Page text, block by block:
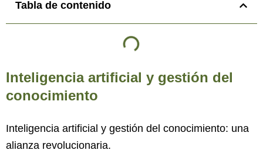
Tabla de contenido
Inteligencia artificial y gestión del
conocimiento
Inteligencia artificial y gestión del conocimiento: una
alianza revolucionaria.